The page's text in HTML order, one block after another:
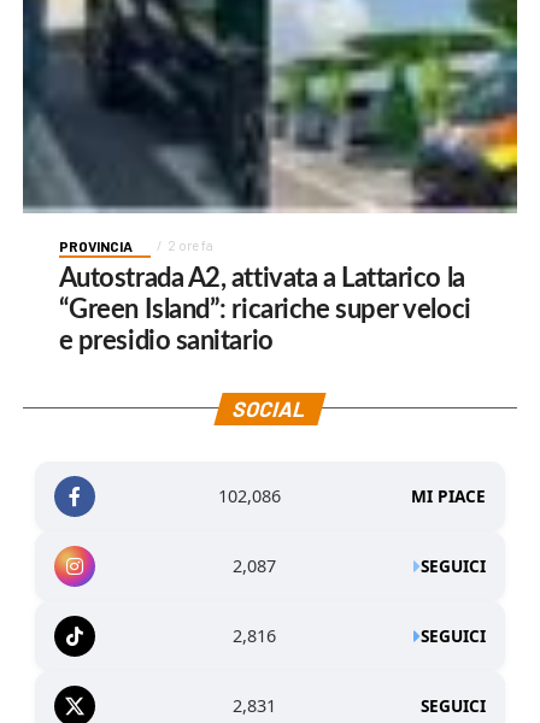
PROVINCIA 2 ore fa
Autostrada A2, attivata a Lattarico la
“Green Island”: ricariche super veloci
e presidio sanitario
SOCIAL
102,086 MI PIACE
2,087 SEGUICI
2,816 SEGUICI
2,831 SEGUICI